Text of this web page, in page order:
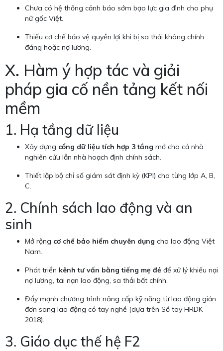
Chưa có hệ thống cảnh báo sớm bạo lực gia đình cho phụ
nữ gốc Việt.
Thiếu cơ chế bảo vệ quyền lợi khi bị sa thải không chính
đáng hoặc nợ lương.
X. Hàm ý hợp tác và giải
pháp gia cố nền tảng kết nối
mềm
1. Hạ tầng dữ liệu
Xây dựng cổng dữ liệu tích hợp 3 tầng mở cho cả nhà
nghiên cứu lẫn nhà hoạch định chính sách.
Thiết lập bộ chỉ số giám sát định kỳ (KPI) cho từng lớp A, B,
C.
2. Chính sách lao động và an
sinh
Mở rộng cơ chế bảo hiểm chuyên dụng cho lao động Việt
Nam.
Phát triển kênh tư vấn bằng tiếng mẹ đẻ để xử lý khiếu nại
nợ lương, tai nạn lao động, sa thải bất chính.
Đẩy mạnh chương trình nâng cấp kỹ năng từ lao động giản
đơn sang lao động có tay nghề (dựa trên Sổ tay HRDK
2018).
3. Giáo dục thế hệ F2